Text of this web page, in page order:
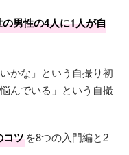
の男性の4人に1人が自
かな」という自撮り初
んでいる」という自撮
コツを8つの入門編と2